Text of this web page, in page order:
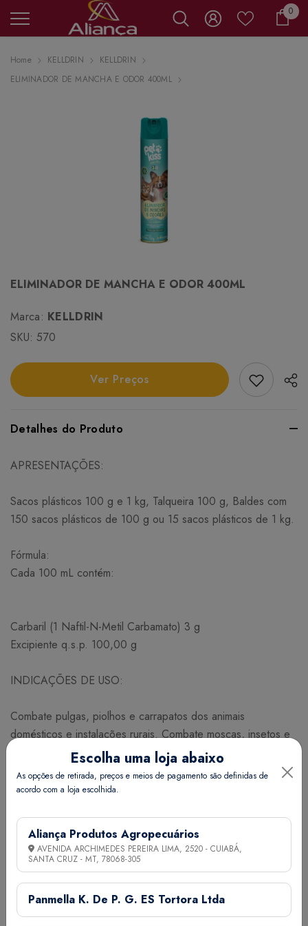
00
Home KELLDRIN
KELLDRIN
ELIMINADOR DE MANCHA E ODOR 400ML
ELIMINADOR DE MANCHA E ODOR 400ML
Marca: KELLDRIN
SKU: 570
Ver Preços Add
Detalhes do Produto
APRESENTAÇÕES:
Sacos plásticos 100 g e 1 kg, Talqueira 100 g, Baldes com
150 sacos plásticos de 100 g ou 15 sacos plásticos de 1 kg.
Fórmula:
Cada 100 mL contém:
Carbaril (1 Naftil-N-Metil Carbamato) 3 g
Excipiente q.s.p. 100,00 g
INDICAÇÕES DE USO:
Combate pulgas, piolhos e carrapatos dos animais
domésticos e instalações rurais. Combate moscas, insetos e
ácaros dos currais, estábulos, pocilgas, galinheiros e outras
dependências rurais.
Uso externo. Cobrir o corpo do animal com uma fina camada
de pó espalhando bem entre os pelos. Polvilhar as
instalações, esterqueiras, currais e cama dos animais com 50
g a 100 g do produto por m² para controlar as infestações
de moscas, ácaros e outros insetos, aplicando nos ninhos de
Escolha uma loja abaixo
As opções de retirada, preços e meios de pagamento são definidas de
acordo com a loja escolhida.
Aliança Produtos Agropecuários
AVENIDA ARCHIMEDES PEREIRA LIMA, 2520 - CUIABÁ,
SANTA CRUZ - MT, 78068-305
Panmella K. De P. G. ES Tortora Ltda